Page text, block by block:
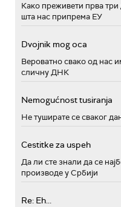
Како преживети прва три
шта нас припрема ЕУ
Dvojnik mog oca
Вероватно свако од нас
сличну ДНК
Nemogućnost tusiranja
Не туширате се сваког
Cestitke za uspeh
Да ли сте знали да се
производе у Србији
Re: Eh...